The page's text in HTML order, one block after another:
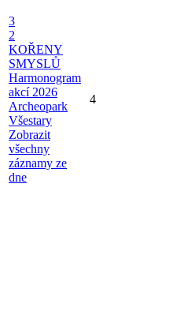
3
2
KOŘENY
SMYSLŮ
Harmonogram
akcí 2026
Archeopark
Všestary
Zobrazit
všechny
záznamy ze
dne
4